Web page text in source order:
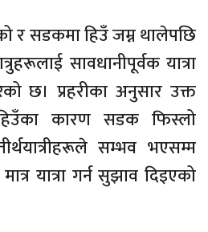
र सडकमा हिउँ जम्न थालेपछि
सावधानीपूर्वक यात्रा
छ। प्रहरीका अनुसार उक्त
हिउँका कारण सडक फिस्लो
सम्भव भएसम्म
यात्रा गर्न सुझाव दिइएको